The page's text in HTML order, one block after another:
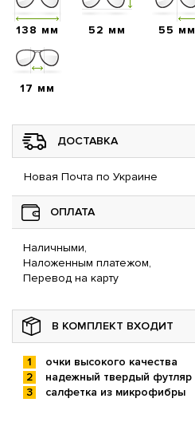
138 мм 52 мм 55 мм
17 мм
ДОСТАВКА
Новая Почта по Украине
ОПЛАТА
Наличными,
Наложенным платежом,
Перевод на карту
В КОМПЛЕКТ ВХОДИТ
очки высокого качества
надежный твердый футляр
салфетка из микрофибры